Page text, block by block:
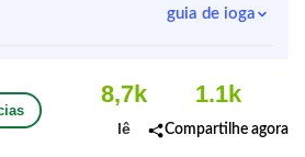
guia de ioga
8,7k
lê
1.1k
Compartilhe agora